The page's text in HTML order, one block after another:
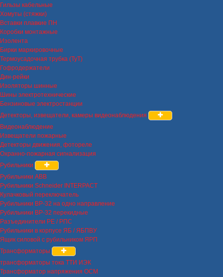
Гильзы кабельные
Хомуты (стяжки)
Вставки плавкие ПН
Коробки монтажные
Изолента
Бирки маркировочные
Термоусадочная трубка (ТуТ)
Гофродержатели
Дин-рейки
Изоляторы шинные
Шины электротехнические
Бензиновые электростанции
Детекторы, извещатели, камеры видеонаблюдения
Видеонаблюдение
Извещатели пожарные
Детекторы движения, фотореле
Охранно-пожарная сигнализация
Рубильники
Рубильники ABB
Рубильники Schneider INTERPACT
Кулачковый переключатель
Рубильники ВР-32 на одно направление
Рубильники ВР-32 перекидные
Разъединители РЕ / РПС
Рубильники в корпусе ЯБ / ЯБПВУ
Ящик силовой с рубильником ЯРП
Трансформаторы
трансформаторы тока ТТИ ИЭК
Трансформатор напряжения ОСМ